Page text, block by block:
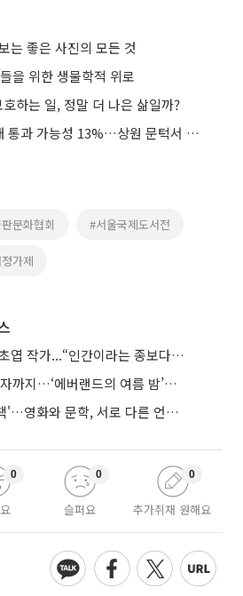
는 좋은 사진의 모든 것
을 위한 생물학적 위로
하는 일, 정말 더 나은 삶일까?
美 클래리티 법안 연내 통과 가능성 13%…상원 문턱서 제동
문화협회 #서울국제도서전
가제
‘태양 아래 올리브’ 김초엽 작가...“인간이라는 종보다 설명하기 어려운 한 사람을 쓰고 싶었다”
반딧불이부터 아기 사자까지…‘에버랜드의 여름 밤’이 기다려지는 이유
김유태 기자의 '밤과 책'…영화와 문학, 서로 다른 언어를 읽다
0
슬퍼요
0
추가취재 원해요
0